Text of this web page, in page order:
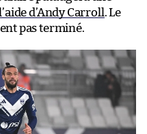
d’Andy Carroll. Le
pas terminé.